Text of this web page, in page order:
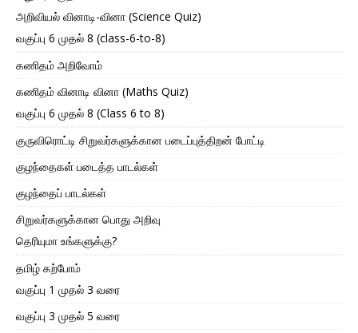
அறிவியல் வினாடி-வினா (Science Quiz)
வகுப்பு 6 முதல் 8 (class-6-to-8)
கணிதம் அறிவோம்
கணிதம் வினாடி வினா (Maths Quiz)
வகுப்பு 6 முதல் 8 (Class 6 to 8)
குருவிரொட்டி சிறுவர்களுக்கான படைப்புத்திறன் போட்டி
குழந்தைகள் படைத்த பாடல்கள்
குழந்தைப் பாடல்கள்
சிறுவர்களுக்கான பொது அறிவு
தெரியுமா உங்களுக்கு?
தமிழ் கற்போம்
வகுப்பு 1 முதல் 3 வரை
வகுப்பு 3 முதல் 5 வரை